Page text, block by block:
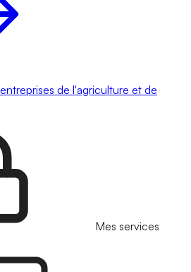
de l'agriculture et de
Mes services